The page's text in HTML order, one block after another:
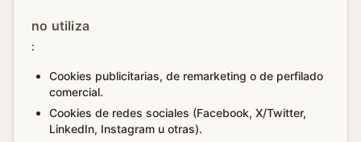
no utiliza
:
Cookies publicitarias, de remarketing o de perfilado
comercial.
Cookies de redes sociales (Facebook, X/Twitter,
LinkedIn, Instagram u otras).